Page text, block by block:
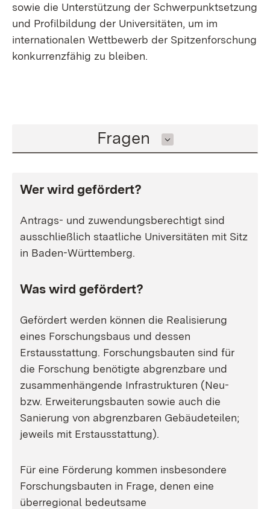
sowie die Unterstützung der Schwerpunktsetzung
und Profilbildung der Universitäten, um im
internationalen Wettbewerb der Spitzenforschung
konkurrenzfähig zu bleiben.
Inhalt auswählen
Fragen
Wer wird gefördert?
Antrags- und zuwendungsberechtigt sind
ausschließlich staatliche Universitäten mit Sitz
in Baden-Württemberg.
Was wird gefördert?
Gefördert werden können die Realisierung
eines Forschungsbaus und dessen
Erstausstattung. Forschungsbauten sind für
die Forschung benötigte abgrenzbare und
zusammenhängende Infrastrukturen (Neu-
bzw. Erweiterungsbauten sowie auch die
Sanierung von abgrenzbaren Gebäudeteilen;
jeweils mit Erstausstattung).
Für eine Förderung kommen insbesondere
Forschungsbauten in Frage, denen eine
überregional bedeutsame